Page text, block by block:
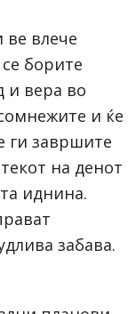
влече
борите
и вера во
и ќе
ги завршите
на денот
иднина.
забава.